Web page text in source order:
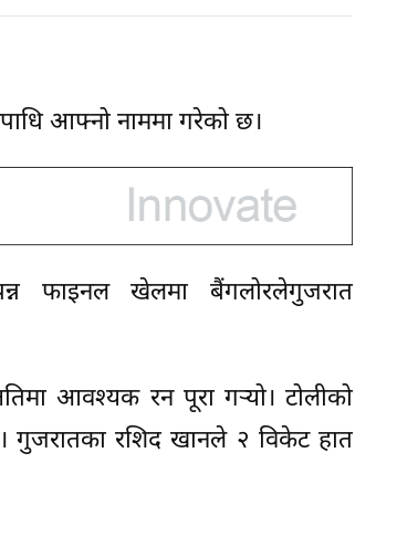
आफ्नो नाममा गरेको छ।
फाइनल खेलमा बैंगलोरलेगुजरात
आवश्यक रन पूरा गर्‍यो। टोलीको
गुजरातका रशिद खानले २ विकेट हात